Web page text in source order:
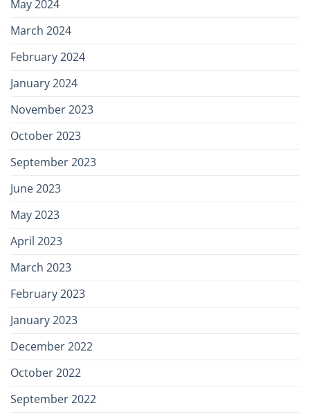
May 2024
March 2024
February 2024
January 2024
November 2023
October 2023
September 2023
June 2023
May 2023
April 2023
March 2023
February 2023
January 2023
December 2022
October 2022
September 2022